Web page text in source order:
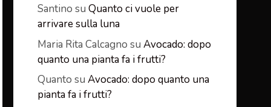
Santino su Quanto ci vuole per
arrivare sulla luna
Maria Rita Calcagno su Avocado: dopo
quanto una pianta fa i frutti?
Quanto su Avocado: dopo quanto una
pianta fa i frutti?